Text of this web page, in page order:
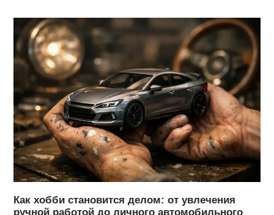
Как хобби становится делом: от увлечения
ручной работой до личного автомобильного